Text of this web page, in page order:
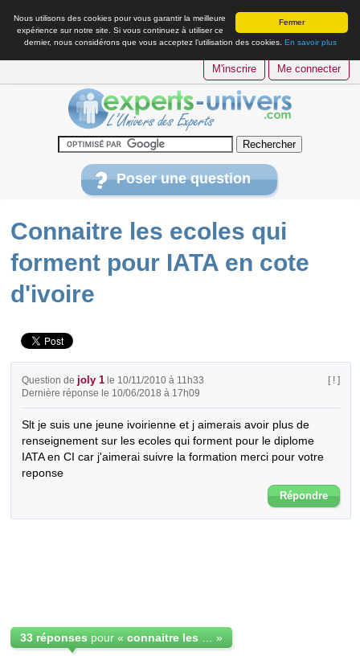
Fermer
Nous utilisons des cookies pour vous garantir la meilleure
expérience sur notre site. Si vous continuez à utiliser ce
dernier, nous considérons que vous acceptez l’utilisation des cookies. En savoir plus
M'inscrire Me connecter
Poser une question
Connaitre les ecoles qui
forment pour IATA en cote
d'ivoire
Question de joly 1 le 10/11/2010 à 11h33
Dernière réponse le 10/06/2018 à 17h09
[ ! ]
Slt je suis une jeune ivoirienne et j aimerais avoir plus de
renseignement sur les ecoles qui forment pour le diplome
IATA en CI car j'aimerai suivre la formation merci pour votre
reponse
Répondre
33 réponses pour « »